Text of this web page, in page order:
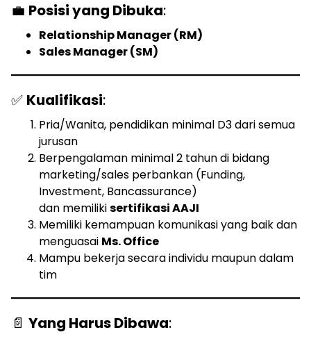
💼 Posisi yang Dibuka:
Relationship Manager (RM)
Sales Manager (SM)
✅ Kualifikasi:
Pria/Wanita, pendidikan minimal D3 dari semua
jurusan
Berpengalaman minimal 2 tahun di bidang
marketing/sales perbankan (Funding,
Investment, Bancassurance)
dan memilikisertifikasi AAJI
Memiliki kemampuan komunikasi yang baik dan
menguasai Ms. Office
Mampu bekerja secara individu maupun dalam
tim
📄 Yang Harus Dibawa: